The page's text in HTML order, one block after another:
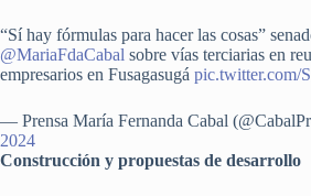
“Sí hay fórmulas para hacer las cosas”
@MariaFdaCabal sobre vías terciarias en
empresarios en Fusagasugá pic.twitter.com/
— Prensa María Fernanda Cabal
2024
Construcción y propuestas de desarrollo